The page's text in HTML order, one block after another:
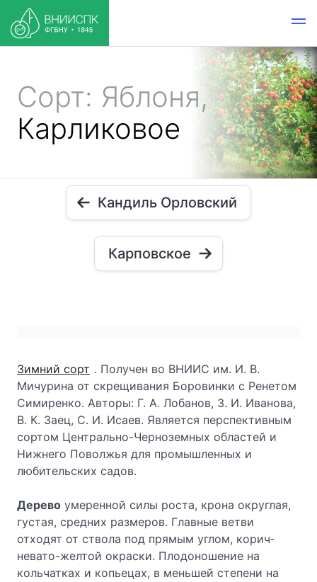
Сорт: Яблоня,
Карликовое
Кандиль Орловский
Карповское
Зимний сорт . Получен во ВНИИС им. И. В.
Мичурина от скрещивания Боровинки с Ренетом
Симиренко. Авторы: Г. А. Лобанов, З. И. Иванова,
В. К. Заец, С. И. Исаев. Является перспективным
сортом Центрально-Черноземных областей и
Нижнего Поволжья для промышленных и
любительских садов.
Дерево умеренной силы роста, крона округлая,
густая, средних размеров. Главные ветви
отходят от ствола под прямым углом, корич­
невато-желтой окраски. Плодоношение на
кольчатках и копьецах, в меньшей степени на